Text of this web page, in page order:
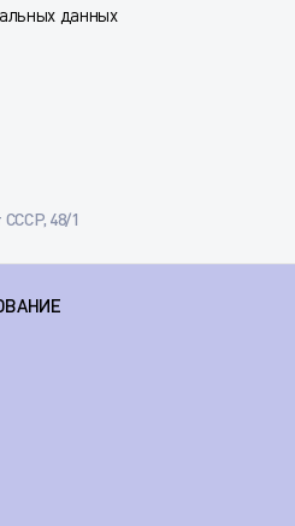
данных
СССР, 48/1